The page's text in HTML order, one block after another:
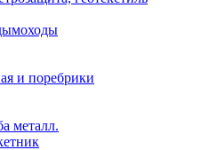
и поребрики
металл.